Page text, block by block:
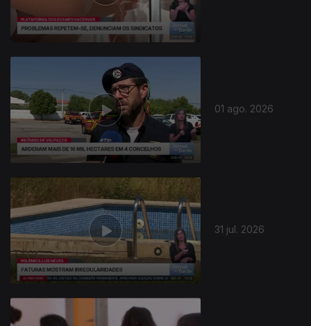
01 ago. 2026
31 jul. 2026